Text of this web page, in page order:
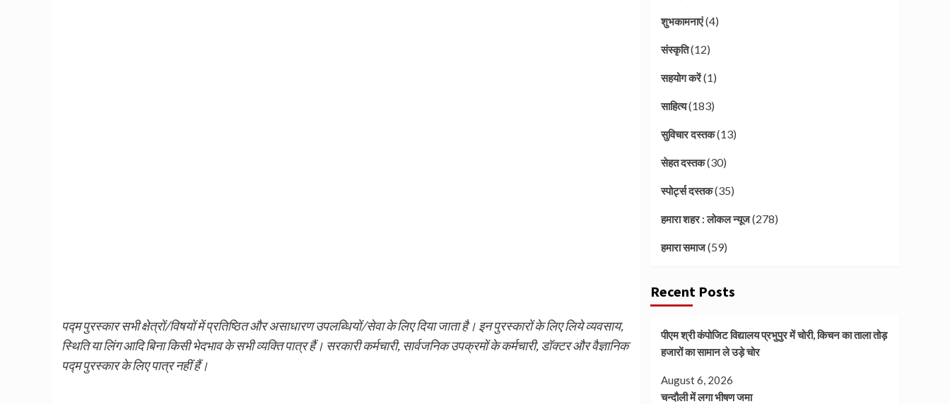
पद्म पुरस्कार सभी क्षेत्रों/विषयों में प्रतिष्ठित और असाधारण उपलब्धियों/सेवा के लिए दिया जाता है। इन पुरस्कारों के लिए लिये व्यवसाय,
स्थिति या लिंग आदि बिना किसी भेदभाव के सभी व्यक्ति पात्र हैं। सरकारी कर्मचारी, सार्वजनिक उपक्रमों के कर्मचारी, डॉक्टर और वैज्ञानिक
पद्म पुरस्कार के लिए पात्र नहीं हैं।
शुभकामनाएं(4)
संस्कृति(12)
सहयोग करें(1)
साहित्य(183)
सुविचार दस्तक(13)
सेहत दस्तक(30)
स्पोर्ट्स दस्तक(35)
हमारा शहर : लोकल न्यूज(278)
हमारा समाज(59)
Recent Posts
पीएम श्री कंपोजिट विद्यालय प्रभुपुर में चोरी, किचन का ताला तोड़
हजारों का सामान ले उड़े चोर
August 6, 2026
चन्दौली में लगा भीषण जमा